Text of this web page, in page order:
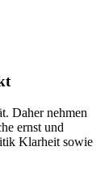
Daher nehmen
ernst und
Klarheit sowie